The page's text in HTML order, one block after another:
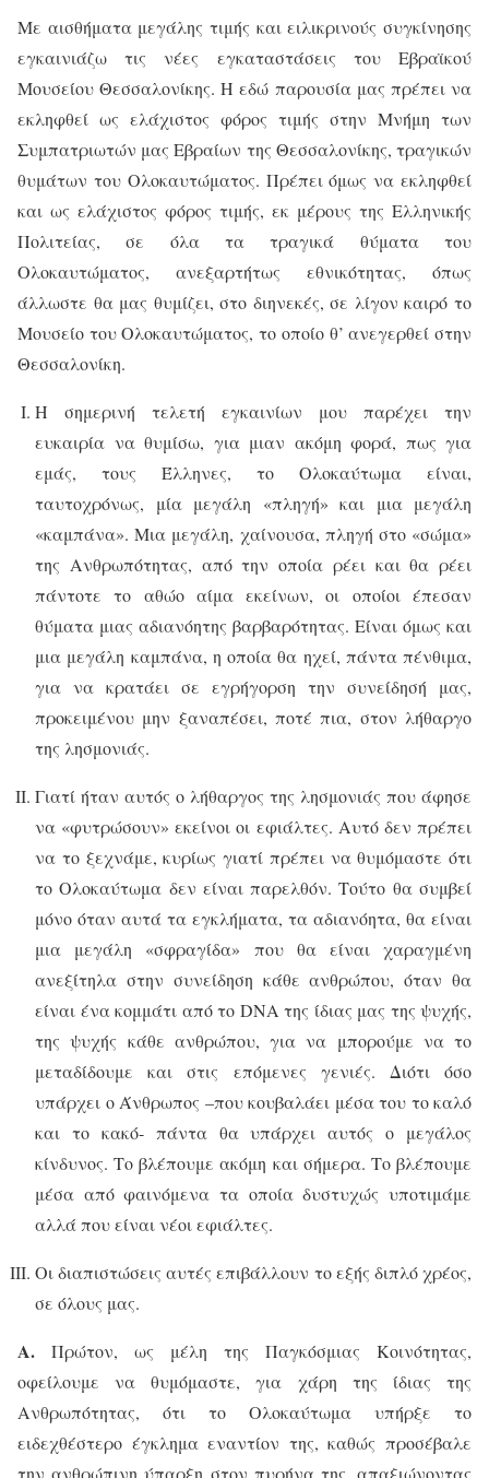
Με αισθήματα μεγάλης τιμής και ειλικρινούς συγκίνησης
εγκαινιάζω τις νέες εγκαταστάσεις του Εβραϊκού
Μουσείου Θεσσαλονίκης. Η εδώ παρουσία μας πρέπει να
εκληφθεί ως ελάχιστος φόρος τιμής στην Μνήμη των
Συμπατριωτών μας Εβραίων της Θεσσαλονίκης, τραγικών
θυμάτων του Ολοκαυτώματος. Πρέπει όμως να εκληφθεί
και ως ελάχιστος φόρος τιμής, εκ μέρους της Ελληνικής
Πολιτείας, σε όλα τα τραγικά θύματα του
Ολοκαυτώματος, ανεξαρτήτως εθνικότητας, όπως
άλλωστε θα μας θυμίζει, στο διηνεκές, σε λίγον καιρό το
Μουσείο του Ολοκαυτώματος, το οποίο θ’ ανεγερθεί στην
Θεσσαλονίκη.
Η σημερινή τελετή εγκαινίων μου παρέχει την
ευκαιρία να θυμίσω, για μιαν ακόμη φορά, πως για
εμάς, τους Έλληνες, το Ολοκαύτωμα είναι,
ταυτοχρόνως, μία μεγάλη «πληγή» και μια μεγάλη
«καμπάνα». Μια μεγάλη, χαίνουσα, πληγή στο «σώμα»
της Ανθρωπότητας, από την οποία ρέει και θα ρέει
πάντοτε το αθώο αίμα εκείνων, οι οποίοι έπεσαν
θύματα μιας αδιανόητης βαρβαρότητας. Είναι όμως και
μια μεγάλη καμπάνα, η οποία θα ηχεί, πάντα πένθιμα,
για να κρατάει σε εγρήγορση την συνείδησή μας,
προκειμένου μην ξαναπέσει, ποτέ πια, στον λήθαργο
της λησμονιάς.
Γιατί ήταν αυτός ο λήθαργος της λησμονιάς που άφησε
να «φυτρώσουν» εκείνοι οι εφιάλτες. Αυτό δεν πρέπει
να το ξεχνάμε, κυρίως γιατί πρέπει να θυμόμαστε ότι
το Ολοκαύτωμα δεν είναι παρελθόν. Τούτο θα συμβεί
μόνο όταν αυτά τα εγκλήματα, τα αδιανόητα, θα είναι
μια μεγάλη «σφραγίδα» που θα είναι χαραγμένη
ανεξίτηλα στην συνείδηση κάθε ανθρώπου, όταν θα
είναι ένα κομμάτι από το DNA της ίδιας μας της ψυχής,
της ψυχής κάθε ανθρώπου, για να μπορούμε να το
μεταδίδουμε και στις επόμενες γενιές. Διότι όσο
υπάρχει ο Άνθρωπος –που κουβαλάει μέσα του το καλό
και το κακό- πάντα θα υπάρχει αυτός ο μεγάλος
κίνδυνος. Το βλέπουμε ακόμη και σήμερα. Το βλέπουμε
μέσα από φαινόμενα τα οποία δυστυχώς υποτιμάμε
αλλά που είναι νέοι εφιάλτες.
Οι διαπιστώσεις αυτές επιβάλλουν το εξής διπλό χρέος,
σε όλους μας.
Α. Πρώτον, ως μέλη της Παγκόσμιας Κοινότητας,
οφείλουμε να θυμόμαστε, για χάρη της ίδιας της
Ανθρωπότητας, ότι το Ολοκαύτωμα υπήρξε το
ειδεχθέστερο έγκλημα εναντίον της, καθώς προσέβαλε
την ανθρώπινη ύπαρξη στον πυρήνα της, απαξιώνοντας